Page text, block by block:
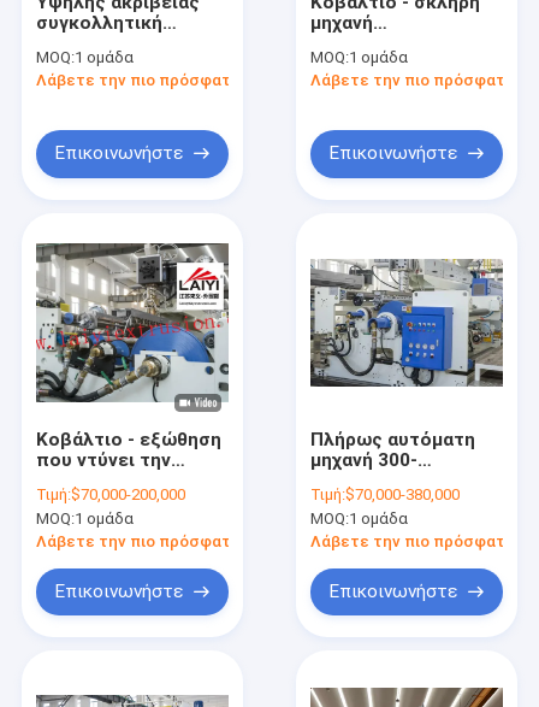
συγκολλητική
μηχανών 45-55kw
ελασματοποίησης
επιστρώματος
αυτόματη
MOQ:1 ομάδα
Λάβετε την πιο πρόσφατη τιμή
Επικοινωνήστε
μηχανή
εξώθησης, αυτόματη
μηχανή
εγγράφου υψηλής
αποδοτικότητας
MOQ:1 ομάδα
Λάβετε την πιο πρόσφατη
Επικοινωνήστε
Κοβάλτιο - εξώθηση
που ντύνει την
ταχύτητας μηχανών
150-300 M/Min
ελασματοποίησης
Τιμή:$70,000-200,000
MOQ:1 ομάδα
Λάβετε την πιο πρόσφατη τιμή
Επικοινωνήστε
Πλήρως αυτόματη
μηχανή 300-
τοποθέτησης σε
στρώματα εγγράφου
με τη σχισμή
Τιμή:$70,000-380,000
MOQ:1 ομάδα
Λάβετε την πιο πρόσφατη
Επικοινωνήστε